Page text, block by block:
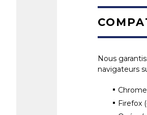
Nous
navigateurs
Firefox